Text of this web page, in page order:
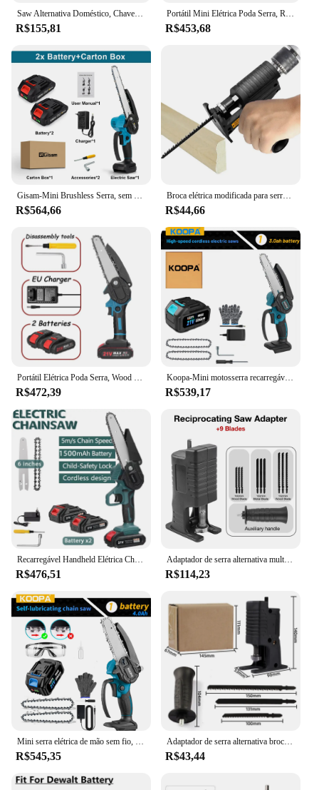
Saw Alternativa Doméstico, Chave De Fenda Cabeça De Conversão, Broca Elétrica Para Serra Elétrica, Multifuncional, Ferramentas De Madeira
R$155,81
Portátil Mini Elétrica Poda Serra, Recarregável, Pequena Motosserra De Divisão De Madeira, Ferramenta De Carpintaria Para Jardim Orchard, 21V, 6 Polegada
R$453,68
Gisam-Mini Brushless Serra, sem fio, Handheld, Poda Serra, Carpintaria, Serra elétrica, Ferramenta de corte para Makita, 18V Bateria, 8"
R$564,66
Broca elétrica modificada para serras elétricas alternativo serra adaptador acessório serras elétricas broca para serras jig ferramentas de corte de madeira
R$44,66
Portátil Elétrica Poda Serra, Wood Splitting Chainsaw, Bateria Recarregável, Escovado Motor, One-Handed Woodworking Ferramenta, 21V, 6"
R$472,39
Koopa-Mini motosserra recarregável sem fio, serra elétrica pequena de mão, poderosa ferramenta, 21V, 2000 mAh, baterias 3000mAh, 6"
R$539,17
Recarregável Handheld Elétrica Chainsaw, Mini Serra De Poda, Cordless Chain Saw, Garden Woodworking Ferramenta Elétrica, 6"
R$476,51
Adaptador de serra alternativa multifuncional, serra elétrica portátil, acessório de cortador de madeira para corte de madeira/PVC/metal ferramentas domésticas para trabalhar madeira com lâmina de serra de 3/9 unidades
R$114,23
Mini serra elétrica de mão sem fio, motosserra de 6 ", 0 ou 1 pilhas grandes, sistema de óleo automático para aparar árvores
R$545,35
Adaptador de serra alternativa broca elétrica rápida modificada para serra elétrica com serra elétrica serras de ferramenta elétrica broca para jigsaw
R$43,44